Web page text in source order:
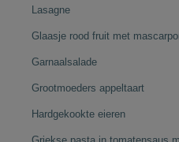
Lasagne
Glaasje rood fruit met
Garnaalsalade
Grootmoeders appeltaart
Hardgekookte eieren